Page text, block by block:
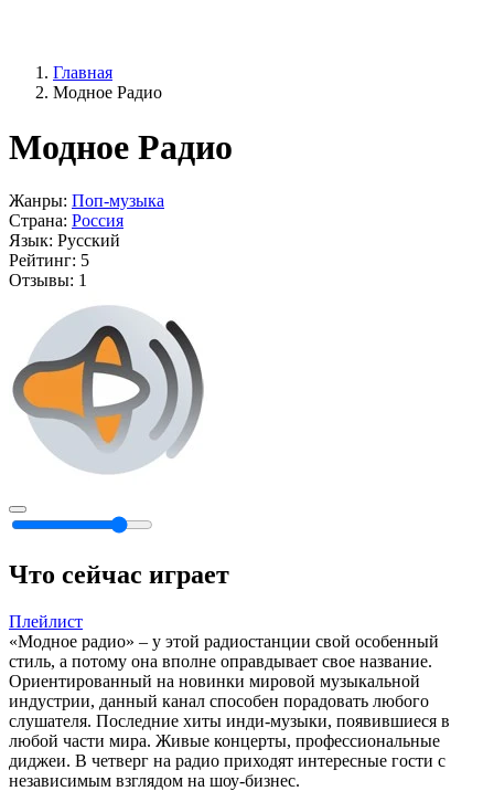
Главная
Модное Радио
Модное Радио
Жанры: Поп-музыка
Страна: Россия
Язык: Русский
Рейтинг: 5
Отзывы: 1
Что сейчас играет
Плейлист
«Модное радио» – у этой радиостанции свой особенный
стиль, а потому она вполне оправдывает свое название.
Ориентированный на новинки мировой музыкальной
индустрии, данный канал способен порадовать любого
слушателя. Последние хиты инди-музыки, появившиеся в
любой части мира. Живые концерты, профессиональные
диджеи. В четверг на радио приходят интересные гости с
независимым взглядом на шоу-бизнес.